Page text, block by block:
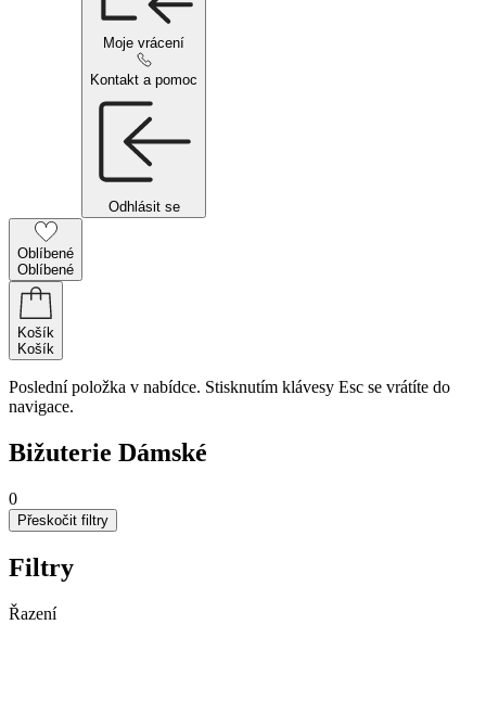
Moje vrácení
Kontakt a pomoc
Odhlásit se
Oblíbené
Oblíbené
Košík
Košík
Poslední položka v nabídce. Stisknutím klávesy Esc se vrátíte do
navigace.
Bižuterie Dámské
0
Přeskočit filtry
Filtry
Řazení